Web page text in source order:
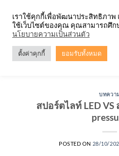
content
บทควา
สปอร์ตไลท์ LED VS
POSTED ON 28/10/
เราใช้คุกกี้เพื่อพัฒนาประสิทธิภา
ใช้เว็บไซต์ของคุณ คุณสามารถศึก
นโยบายความเป็นส่วนตัว
ตั้งค่าคุกกี้ ยอมรับทั้งหมด